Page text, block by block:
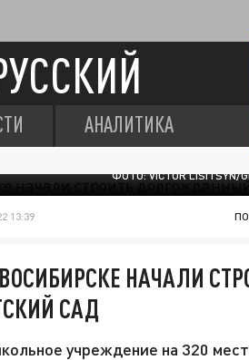
АНАЛИТИКА
ФОТО: VICTOR LISITSYN/
13:39
НАЧАЛИ
САД
учреждение на 320